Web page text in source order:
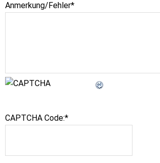
Anmerkung/Fehler*
CAPTCHA Code:*